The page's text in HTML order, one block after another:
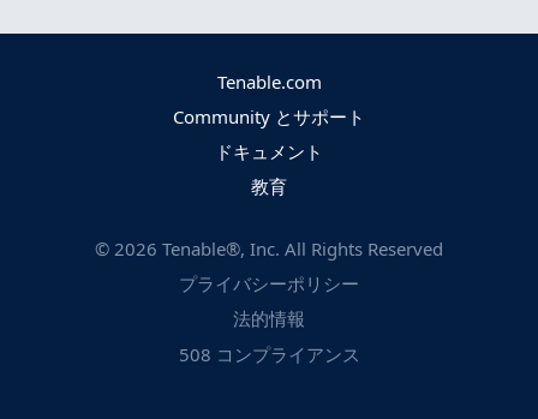
Tenable.com
Community とサポート
ドキュメント
教育
© 2026 Tenable®, Inc. All Rights Reserved
プライバシーポリシー
法的情報
508 コンプライアンス